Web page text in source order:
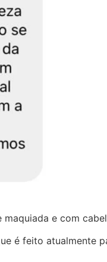
e com
é feito atualmente